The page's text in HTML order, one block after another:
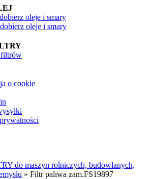
oleje i smary
oleje i smary
o cookie
do maszyn rolniczych, budowlanych,
» Filtr paliwa zam.FS19897